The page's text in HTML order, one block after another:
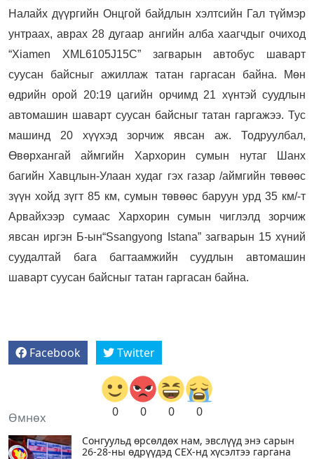
Налайх дүүргийн Онцгой байдлын хэлтсийн Гал түймэр
унтраах, аврах 28 дугаар ангийн алба хаагчдыг очиход
“Xiamen XML6105J15C” загварын автобус шаварт
суусан байсныг ажиллаж татан гаргасан байна. Мөн
өдрийн орой 20:19 цагийн орчимд 21 хүнтэй суудлын
автомашин шаварт суусан байсныг татан гаргажээ. Тус
машинд 20 хүүхэд зорчиж явсан аж. Тодруулбал,
Өвөрхангай аймгийн Хархорин сумын нутаг Шанх
багийн Хавцлын-Улаан худаг гэх газар /аймгийн төвөөс
зүүн хойд зүгт 85 км, сумын төвөөс баруун урд 35 км/-т
Арвайхээр сумаас Хархорин сумын чиглэлд зорчиж
явсан иргэн Б-ын“Ssangyong Istana” загварын 15 хүний
суудалтай бага багтаамжийн суудлын автомашин
шаварт суусан байсныг татан гаргасан байна.
Facebook Twitter
0 0 0 0
Өмнөх
Сонгуульд өрсөлдөх нам, эвслүүд энэ сарын
26-28-ны өдрүүдэд СЕХ-нд хүсэлтээ гаргана